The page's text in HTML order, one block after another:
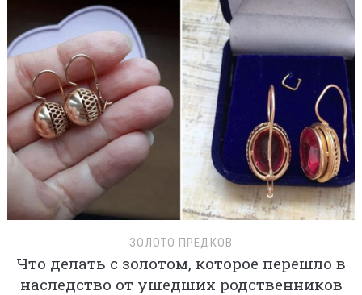
ЗОЛОТО ПРЕДКОВ
Что делать с золотом, которое перешло в
наследство от ушедших родственников